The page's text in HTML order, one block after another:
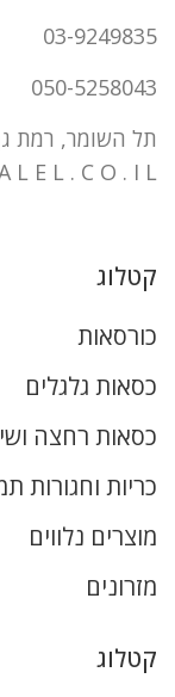
03-9249835
050-5258043
תל השומר, רמת
L E L . C O . I L
קטלוג
כורסאות
כסאות גלגלים
כסאות רחצה
כריות וחגורות
מוצרים נלווים
מזרונים
קטלוג